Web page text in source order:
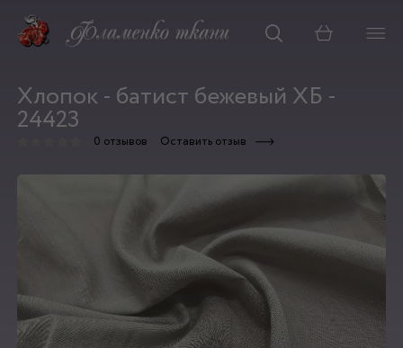
Корзина
Хлопок - батист бежевый ХБ -
24423
0 отзывов Оставить отзыв